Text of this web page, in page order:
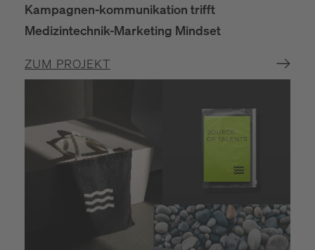
Kampagnen-kommunikation trifft
Medizintechnik-Marketing Mindset
ZUM PROJEKT